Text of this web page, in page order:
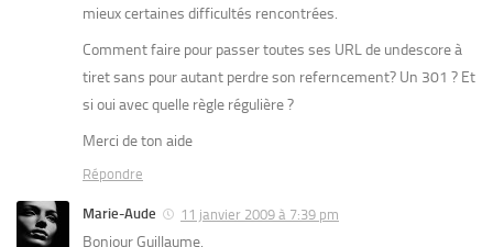
mieux certaines difficultés rencontrées.
Comment faire pour passer toutes ses URL de undescore à
tiret sans pour autant perdre son referncement? Un 301 ? Et
si oui avec quelle règle régulière ?
Merci de ton aide
Répondre
Marie-Aude 11 janvier 2009 à 7:39 pm
Bonjour Guillaume,